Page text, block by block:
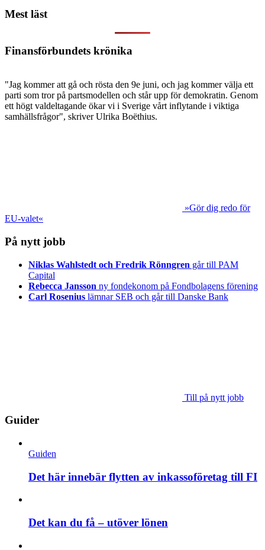
Mest läst
Finansförbundets krönika
"Jag kommer att gå och rösta den 9e juni, och jag kommer välja ett
parti som tror på partsmodellen och står upp för demokratin. Genom
ett högt valdeltagande ökar vi i Sverige vårt inflytande i viktiga
samhällsfrågor", skriver Ulrika Boëthius.
»Gör dig redo för
EU-valet«
På nytt jobb
Niklas Wahlstedt och Fredrik Rönngren går till PAM
Capital
Rebecca Jansson ny fondekonom på Fondbolagens förening
Carl Rosenius lämnar SEB och går till Danske Bank
Till på nytt jobb
Guider
Guiden
Det här innebär flytten av inkassoföretag till FI
Det kan du få – utöver lönen